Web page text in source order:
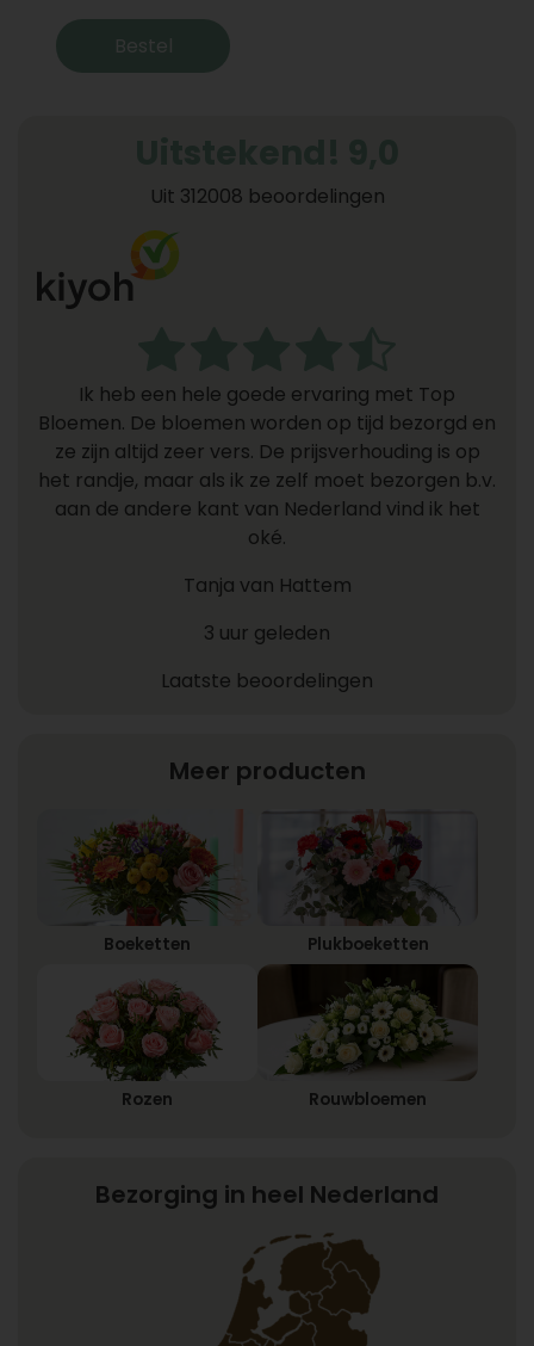
Bestel
Uit 312008 beoordelingen
Ik heb een hele goede ervaring met Top
Bloemen. De bloemen worden op tijd bezorgd en
ze zijn altijd zeer vers. De prijsverhouding is op
het randje, maar als ik ze zelf moet bezorgen b.v.
aan de andere kant van Nederland vind ik het
oké.
Tanja van Hattem
3 uur geleden
Laatste beoordelingen
Meer producten
Boeketten Plukboeketten
Rozen Rouwbloemen
Bezorging in heel Nederland